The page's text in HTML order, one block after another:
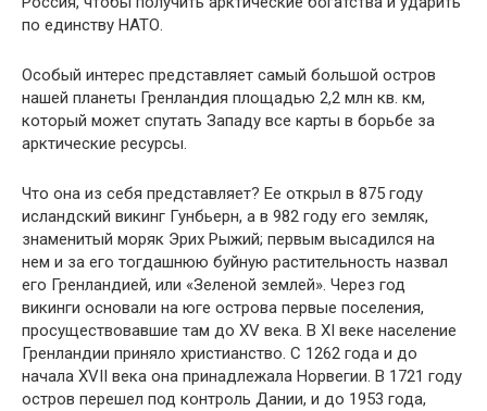
по единству НАТО.
Особый интерес представляет самый боль­шой остров
нашей планеты Гренландия площа­дью 2,2 млн кв. км,
который может спутать За­паду все карты в борьбе за
арктические ресурсы.
Что она из себя представляет? Ее открыл в 875 году
исландский викинг Гунбьерн, а в 982 году его земляк,
знаменитый моряк Эрих Рыжий; первым высадился на
нем и за его то­гдашнюю буйную растительность назвал
его Гренландией, или «Зеленой землей». Через год
викинги основали на юге острова первые поселения,
просуществовавшие там до XV века. В XI веке население
Гренландии приняло хри­стианство. С 1262 года и до
начала XVII века она принадлежала Норвегии. В 1721 году
остров перешел под контроль Дании, и до 1953 года,